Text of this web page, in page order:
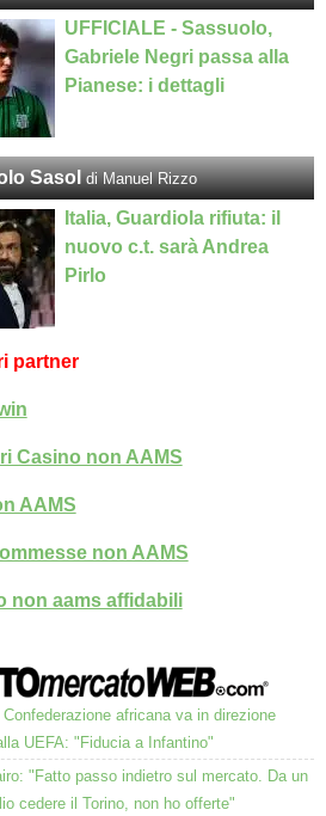
UFFICIALE - Sassuolo,
Gabriele Negri passa alla
Pianese: i dettagli
Sasol di Manuel Rizzo
Italia, Guardiola rifiuta: il
nuovo c.t. sarà Andrea
Pirlo
partner
Casino non AAMS
AAMS
non AAMS
non aams affidabili
Confederazione africana va in direzione
UEFA: "Fiducia a Infantino"
"Fatto passo indietro sul mercato. Da un
cedere il Torino, non ho offerte"